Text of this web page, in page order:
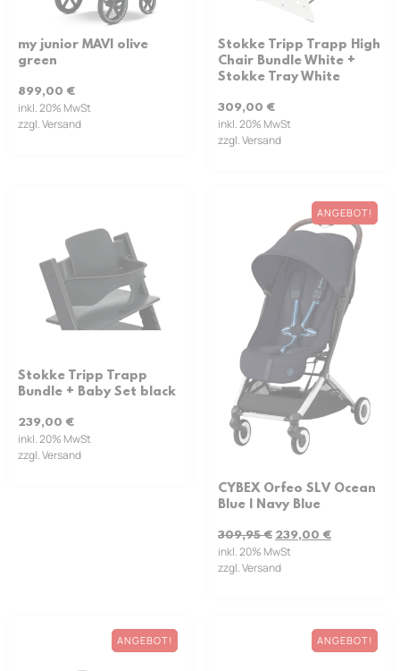
my junior MAVI olive
green
899,00 €
inkl. 20% MwSt
zzgl. Versand
Stokke Tripp Trapp High
Chair Bundle White +
Stokke Tray White
309,00 €
inkl. 20% MwSt
zzgl. Versand
Stokke Tripp Trapp
Bundle + Baby Set black
239,00 €
inkl. 20% MwSt
zzgl. Versand
ANGEBOT!
CYBEX Orfeo SLV Ocean
Blue | Navy Blue
309,95€ 239,00 €
inkl. 20% MwSt
zzgl. Versand
ANGEBOT! ANGEBOT!